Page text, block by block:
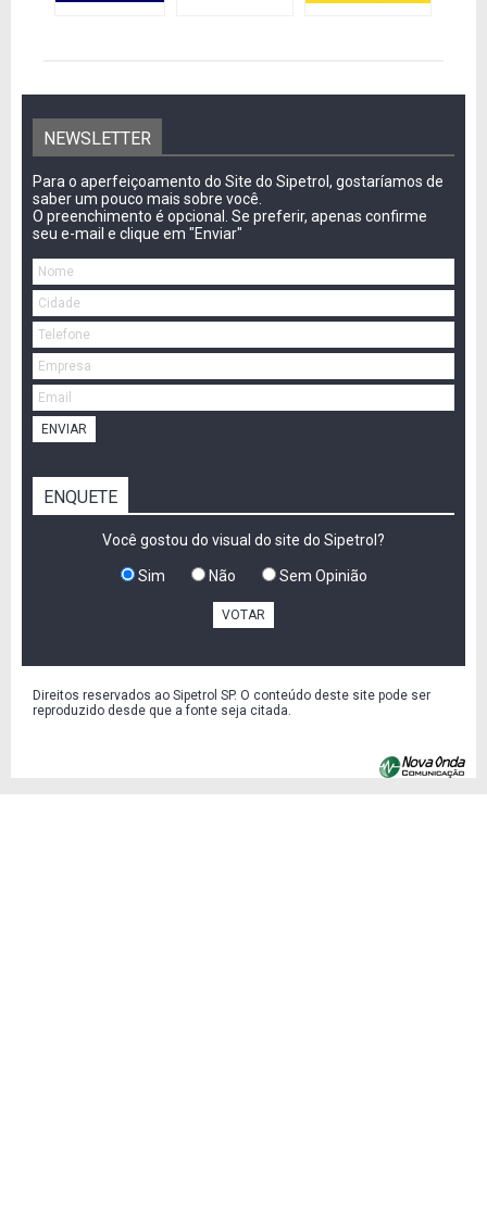
NEWSLETTER
Para o aperfeiçoamento do Site do Sipetrol, gostaríamos de
saber um pouco mais sobre você.
O preenchimento é opcional. Se preferir, apenas confirme
seu e-mail e clique em "Enviar"
ENVIAR
ENQUETE
Você gostou do visual do site do Sipetrol?
Sim Não Sem Opinião
VOTAR
Direitos reservados ao Sipetrol SP. O conteúdo deste site pode ser
reproduzido desde que a fonte seja citada.